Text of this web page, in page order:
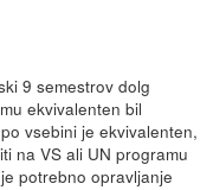
9 semestrov dolg
ekvivalenten bil
vsebini je ekvivalenten,
na VS ali UN programu
potrebno opravljanje